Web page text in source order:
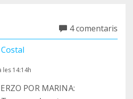
4 comentaris
les 14:14h
POR MARINA: